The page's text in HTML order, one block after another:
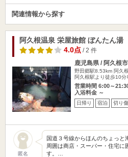
関連情報から探す
阿久根温泉 栄屋旅館 ぼんたん湯
4.0点/ 2 件
鹿児島県 / 阿久根
野田郷駅8.53km 阿久
阿久根駅より徒歩10
営業時間 6:00～
入浴料金 ～
日帰り 宿泊 切り傷
匿名
国道３号線からほんのちょっと
周囲は商店・スーパー・住宅に
す。…